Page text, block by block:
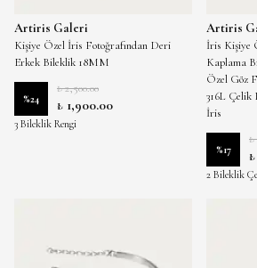
Artiris Galeri
Kişiye Özel İris Fotoğrafından Deri
Erkek Bileklik 18MM
%24
₺ 2,500.00
₺ 1,900.00
3 Bileklik Rengi
Artiris
İris Kişiye
Kaplama
Özel Göz
316L Çelik
İris
%17
₺
2 Bileklik